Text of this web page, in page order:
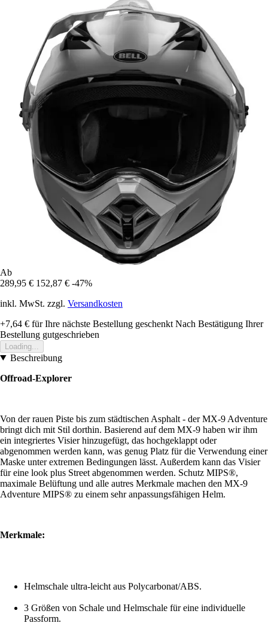
Ab
289,95 € 152,87 € -47%
inkl. MwSt. zzgl. Versandkosten
+7,64 € für Ihre nächste Bestellung geschenkt Nach Bestätigung Ihrer
Bestellung gutgeschrieben
Loading...
Beschreibung
Offroad-Explorer
Von der rauen Piste bis zum städtischen Asphalt - der MX-9 Adventure
bringt dich mit Stil dorthin. Basierend auf dem MX-9 haben wir ihm
ein integriertes Visier hinzugefügt, das hochgeklappt oder
abgenommen werden kann, was genug Platz für die Verwendung einer
Maske unter extremen Bedingungen lässt. Außerdem kann das Visier
für eine look plus Street abgenommen werden. Schutz MIPS®️,
maximale Belüftung und alle autres Merkmale machen den MX-9
Adventure MIPS®️ zu einem sehr anpassungsfähigen Helm.
Merkmale:
Helmschale ultra-leicht aus Polycarbonat/ABS.
3 Größen von Schale und Helmschale für eine individuelle
Passform.